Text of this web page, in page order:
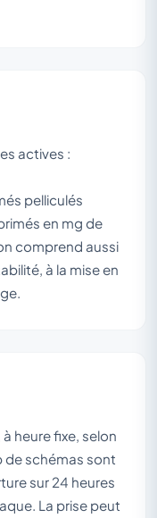
actives :
pelliculés
en mg de
comprend aussi
à la mise en
, à heure fixe, selon
de schémas sont
sur 24 heures
La prise peut